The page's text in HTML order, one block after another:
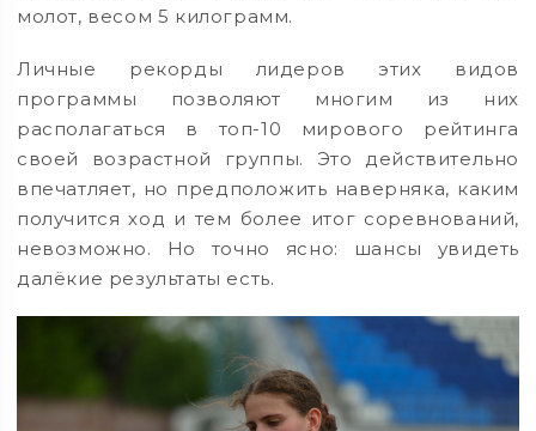
молот, весом 5 килограмм.
Личные рекорды лидеров этих видов
программы позволяют многим из них
располагаться в топ-10 мирового рейтинга
своей возрастной группы. Это действительно
впечатляет, но предположить наверняка, каким
получится ход и тем более итог соревнований,
невозможно. Но точно ясно: шансы увидеть
далёкие результаты есть.